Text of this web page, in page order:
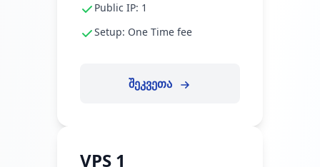
Public IP: 1
Setup: One Time fee
შეკვეთა
VPS 1